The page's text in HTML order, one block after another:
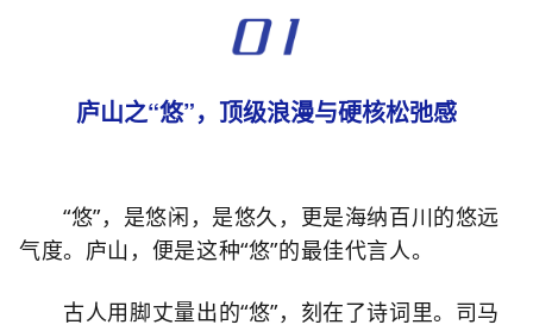
庐山之“悠”，顶级浪漫与硬核松弛感
“悠”，是悠闲，是悠久，更是海纳百川的悠远
气度。庐山，便是这种“悠”的最佳代言人。
古人用脚丈量出的“悠”，刻在了诗词里。司马